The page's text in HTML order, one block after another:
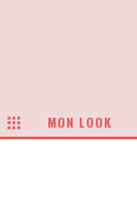
MON LOOK